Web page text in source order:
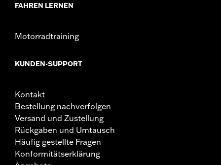
FAHREN LERNEN
Motorradtraining
KUNDEN-SUPPORT
Kontakt
Bestellung nachverfolgen
Versand und Zustellung
Rückgaben und Umtausch
Häufig gestellte Fragen
Konformitätserklärung